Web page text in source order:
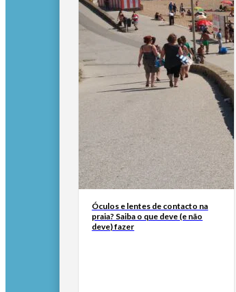
Óculos e lentes de contacto na
praia? Saiba o que deve (e não
deve) fazer